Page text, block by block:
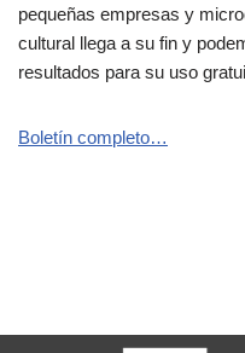
pequeñas empresas y
cultural llega a su fin y
resultados para su uso
Boletín completo…